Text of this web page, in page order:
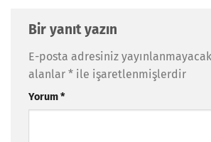
Bir yanıt yazın
E-posta adresiniz
alanlar * ile işaretlenmişlerdir
Yorum*